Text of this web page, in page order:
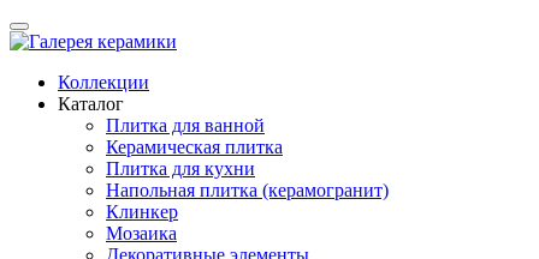
Коллекции
Каталог
Плитка для ванной
Керамическая плитка
Плитка для кухни
Напольная плитка (керамогранит)
Клинкер
Мозаика
Декоративные элементы